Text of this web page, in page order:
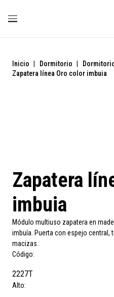
Inicio Dormitorio
Zapatera línea Oro color imbuia
Zapatera
imbuia
Módulo multiuso zapatera en
imbuía. Puerta con espejo central,
macizas.
Código:
2227T
Alto: